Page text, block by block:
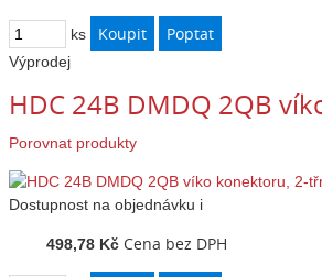
ks
Výprodej
HDC 24B DMDQ 2QB
Porovnat produkty
Dostupnost na objednávku i
498,78 Kč Cena bez DPH